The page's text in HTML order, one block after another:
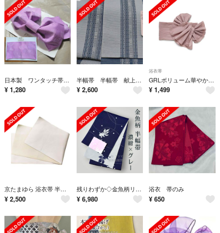
日本製 ワンタッチ帯 結び帯 作り帯 付け帯 パープル系
¥ 1,280
半幅帯 半幅帯 献上柄 ブルーグレー 浴衣帯 単
¥ 2,600
浴衣帯
GRLボリューム華やか しわ兵児帯 くすみピンクの作り帯 兵児帯（アレンジ自在）
¥ 1,499
京たまゆら 浴衣帯 半幅帯 袴下帯 リバーシブル レディース 無地 単 両面 S
¥ 2,500
残りわずか◇金魚柄リバーシブル半幅帯◇濃紺×グレー
¥ 6,980
浴衣 帯のみ
¥ 650